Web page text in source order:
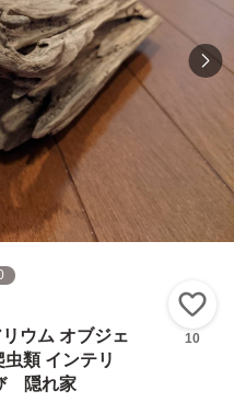
ウム オブジェ
類 インテリ
隠れ家
10